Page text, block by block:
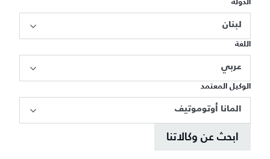
الدولة
لبنان
اللغة
عربي
الوكيل المعتمد
المانا أوتوموتيف
ابحث عن وكالاتنا